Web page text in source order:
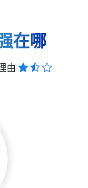
在哪
由